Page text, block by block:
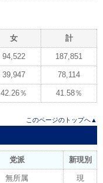
女 計
94,522 187,851
39,947 78,114
42.26％ 41.58％
このページのトップへ▲
党派 新現別
無所属 現